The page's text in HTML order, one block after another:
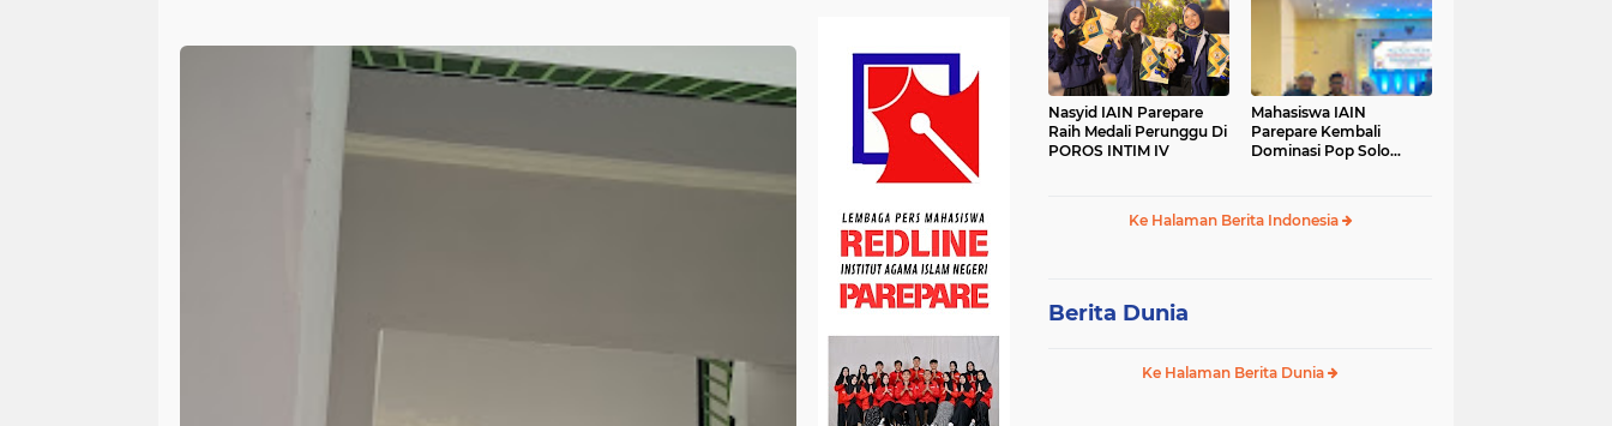
Nasyid IAIN Parepare
Raih Medali Perunggu Di
POROS INTIM IV
Mahasiswa IAIN
Parepare Kembali
Dominasi Pop Solo
Ke Halaman Berita Indonesia
Berita Dunia
Ke Halaman Berita Dunia